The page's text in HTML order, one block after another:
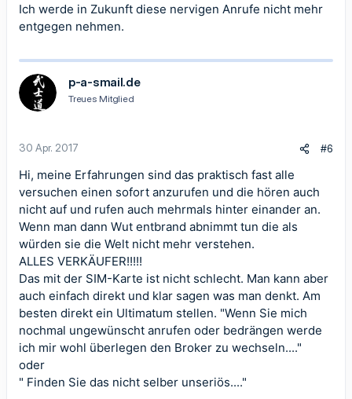
Ich werde in Zukunft diese nervigen Anrufe nicht mehr
entgegen nehmen.
p-a-smail.de
Treues Mitglied
30 Apr. 2017 #6
Hi, meine Erfahrungen sind das praktisch fast alle
versuchen einen sofort anzurufen und die hören auch
nicht auf und rufen auch mehrmals hinter einander an.
Wenn man dann Wut entbrand abnimmt tun die als
würden sie die Welt nicht mehr verstehen.
ALLES VERKÄUFER!!!!!
Das mit der SIM-Karte ist nicht schlecht. Man kann aber
auch einfach direkt und klar sagen was man denkt. Am
besten direkt ein Ultimatum stellen. "Wenn Sie mich
nochmal ungewünscht anrufen oder bedrängen werde
ich mir wohl überlegen den Broker zu wechseln...."
oder
" Finden Sie das nicht selber unseriös...."